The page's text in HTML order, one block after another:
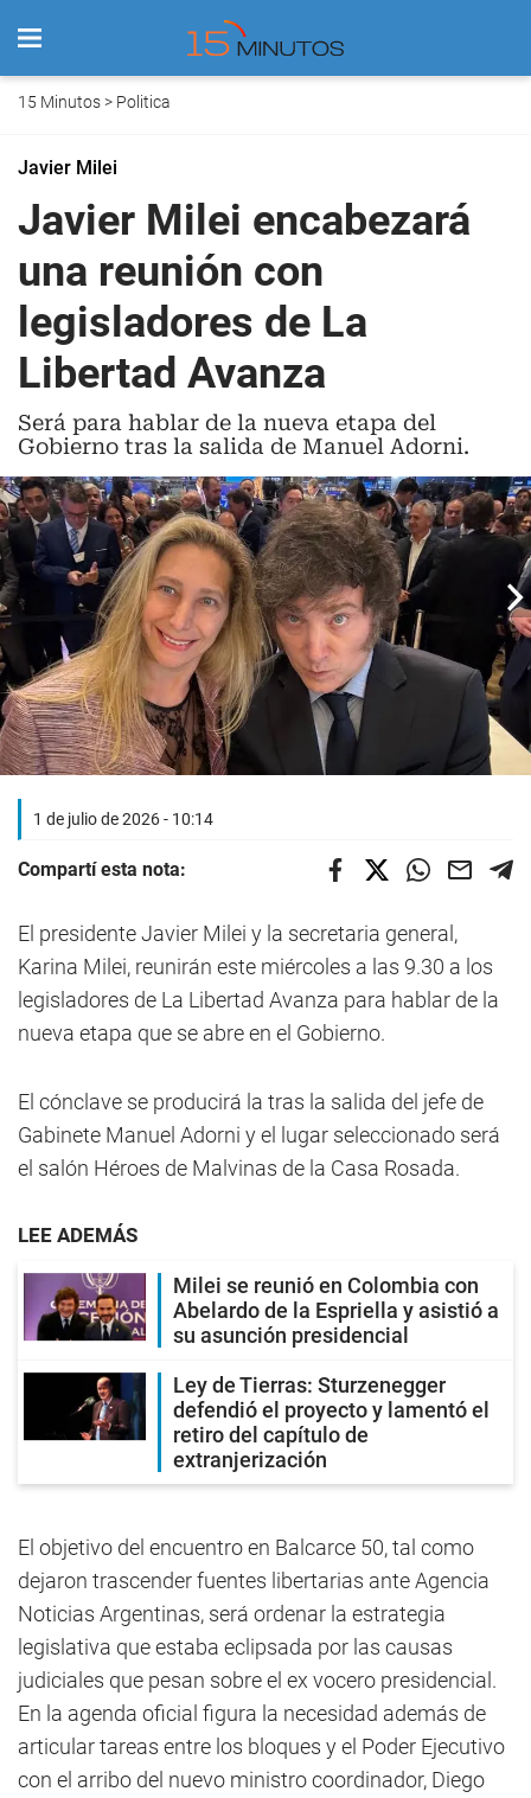
15 Minutos> Politica
Javier Milei
Javier Milei encabezará
una reunión con
legisladores de La
Libertad Avanza
Será para hablar de la nueva etapa del
Gobierno tras la salida de Manuel Adorni.
1 de julio de 2026 - 10:14
Compartí esta nota:
El presidente Javier Milei y la secretaria general,
Karina Milei, reunirán este miércoles a las 9.30 a los
legisladores de La Libertad Avanza para hablar de la
nueva etapa que se abre en el Gobierno.
El cónclave se producirá la tras la salida del jefe de
Gabinete Manuel Adorni y el lugar seleccionado será
el salón Héroes de Malvinas de la Casa Rosada.
LEE ADEMÁS
Milei se reunió en Colombia con
Abelardo de la Espriella y asistió a
su asunción presidencial
Ley de Tierras: Sturzenegger
defendió el proyecto y lamentó el
retiro del capítulo de
extranjerización
El objetivo del encuentro en Balcarce 50, tal como
dejaron trascender fuentes libertarias ante Agencia
Noticias Argentinas, será ordenar la estrategia
legislativa que estaba eclipsada por las causas
judiciales que pesan sobre el ex vocero presidencial.
En la agenda oficial figura la necesidad además de
articular tareas entre los bloques y el Poder Ejecutivo
con el arribo del nuevo ministro coordinador, Diego